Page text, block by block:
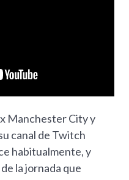
Manchester City y
canal de Twitch
habitualmente, y
la jornada que